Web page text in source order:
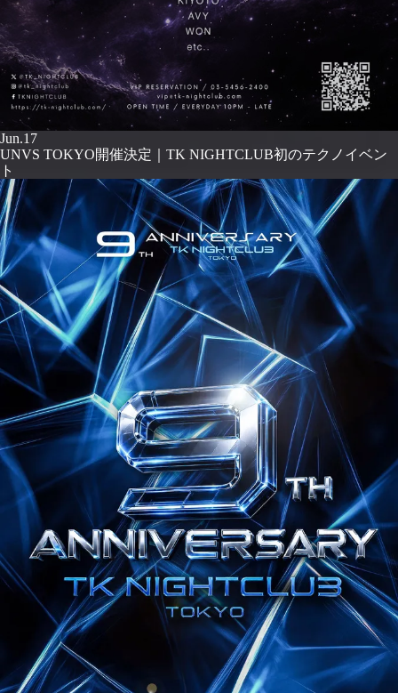
Jun.17
UNVS TOKYO開催決定｜TK NIGHTCLUB初のテクノイベン
ト